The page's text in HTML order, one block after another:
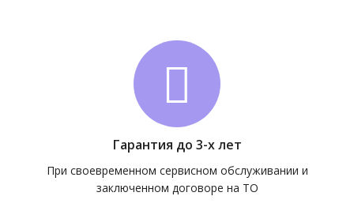
Гарантия до 3-х лет
При своевременном сервисном обслуживании и
заключенном договоре на ТО